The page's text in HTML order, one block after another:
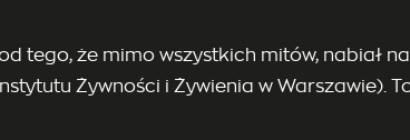
tego, że mimo wszystkich mitów, nabiał
Żywności i Żywienia w Warszawie).